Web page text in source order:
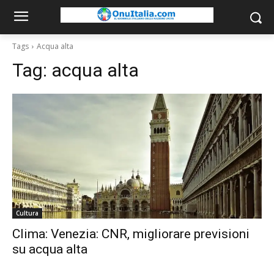
Tags Acqua alta
Tag: acqua alta
Cultura
Clima: Venezia: CNR, migliorare previsioni
su acqua alta